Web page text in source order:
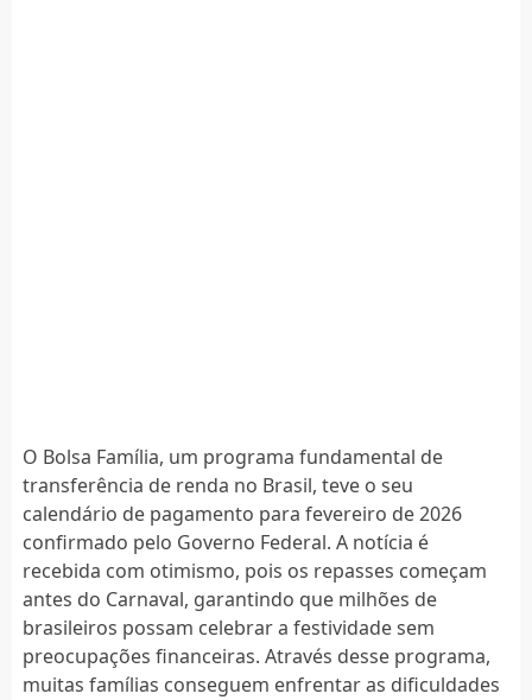
O Bolsa Família, um programa fundamental de
transferência de renda no Brasil, teve o seu
calendário de pagamento para fevereiro de 2026
confirmado pelo Governo Federal. A notícia é
recebida com otimismo, pois os repasses começam
antes do Carnaval, garantindo que milhões de
brasileiros possam celebrar a festividade sem
preocupações financeiras. Através desse programa,
muitas famílias conseguem enfrentar as dificuldades